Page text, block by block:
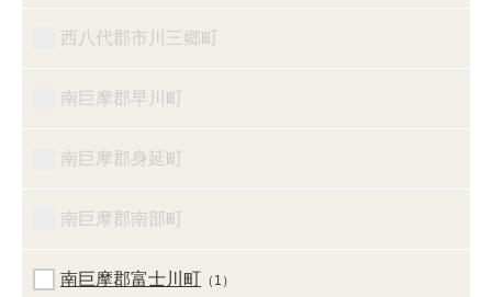
西八代郡市川三郷町
南巨摩郡早川町
南巨摩郡身延町
南巨摩郡南部町
南巨摩郡富士川町 （1）